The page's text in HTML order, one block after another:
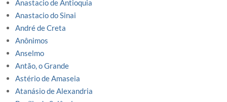
Anastacio de Antioquia
Anastacio do Sinai
André de Creta
Anônimos
Anselmo
Antão, o Grande
Astério de Amaseia
Atanásio de Alexandria